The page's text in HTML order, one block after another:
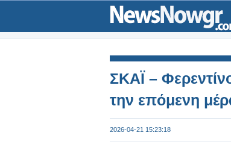
ΣΚΑΪ –
την επόμενη
2026-04-21 15:23:18